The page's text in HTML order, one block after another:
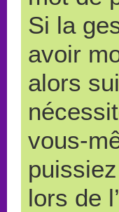
Si la
avoir
alors
vous-
lors de